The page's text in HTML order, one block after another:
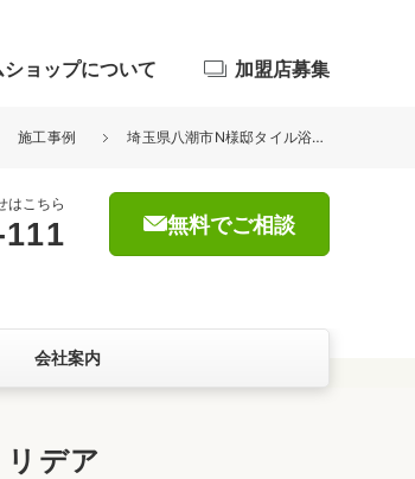
屋根・外壁
ョップについて
価値・性能向上
加盟店募集
施工事例 埼玉県八潮市N様邸タイル浴室からユニットバス工事が完了しました。リクシル リデア
はこちら
無料でご相談
会社案内
デア